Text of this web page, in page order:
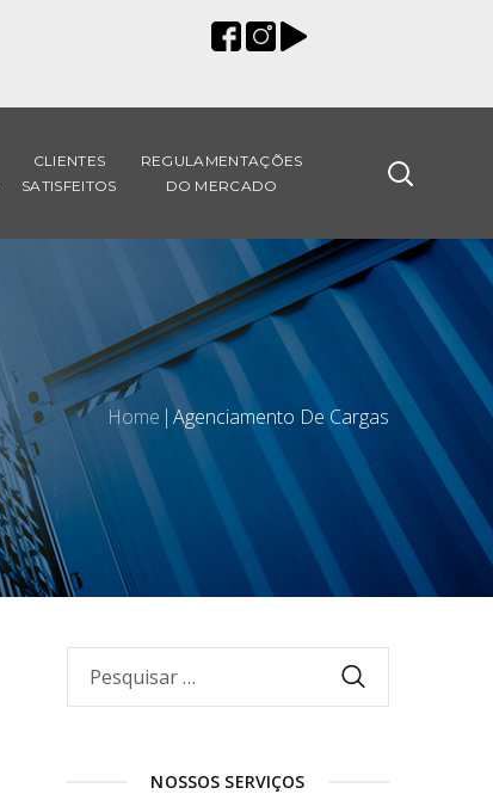
CLIENTES
SATISFEITOS
REGULAMENTAÇÕES
DO MERCADO
Home Agenciamento De Cargas
NOSSOS SERVIÇOS